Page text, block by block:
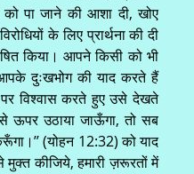
पा जाने की आशा दी, खोए
के लिए प्रार्थना की दी
किया। आपने किसी को भी
दुःखभोग की याद करते हैं
विश्वास करते हुए उसे देखते
ऊपर उठाया जाऊँगा, तो सब
(योहन 12:32) को याद
कीजिये, हमारी ज़रूरतों में